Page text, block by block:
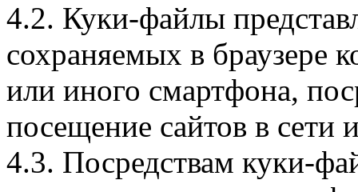
4.2. Куки-файлы
сохраняемых в браузере
или иного смартфона,
посещение сайтов в сети
4.3. Посредствам куки-